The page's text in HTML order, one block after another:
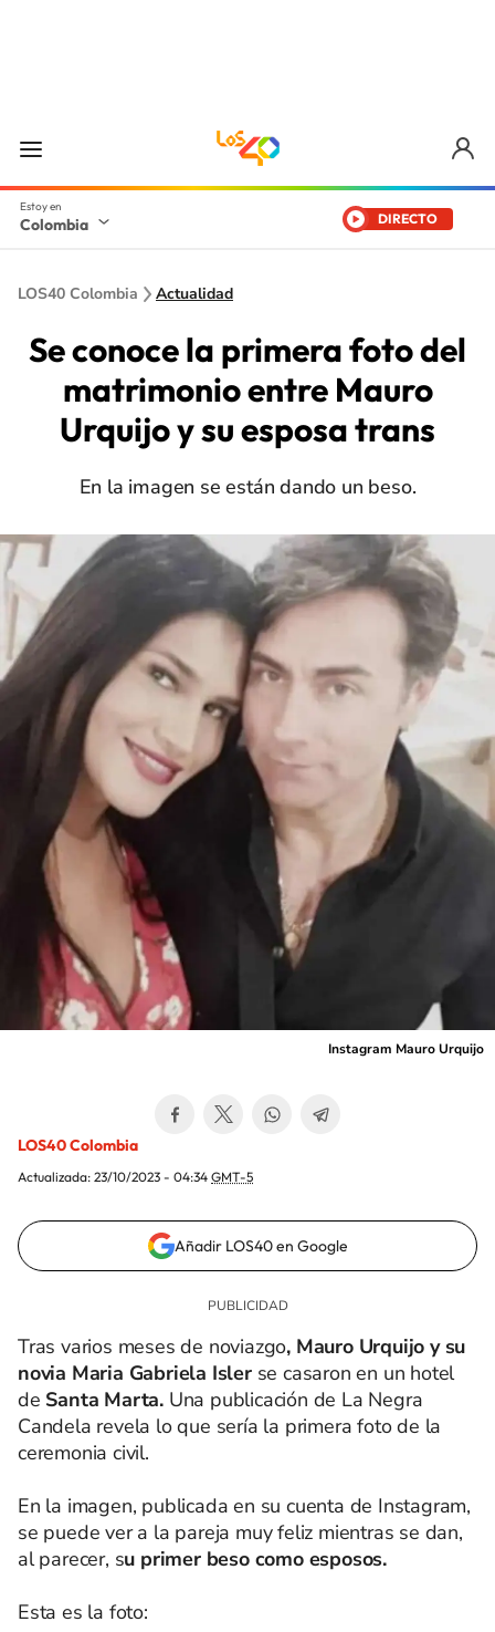
Colombia DIRECTO
LOS40 Colombia Actualidad
Se conoce la primera foto del
matrimonio entre Mauro
Urquijo y su esposa trans
En la imagen se están dando un beso.
Instagram Mauro Urquijo
LOS40 Colombia
Actualizada: 23/10/2023 - 04:34 GMT-5
Añadir LOS40 en Google
Tras varios meses de noviazgo, Mauro Urquijo y su
novia Maria Gabriela Islerse casaron en un hotel
de Santa Marta. Una publicación de La Negra
Candela revela lo que sería la primera foto de la
ceremonia civil.
En la imagen, publicada en su cuenta de Instagram,
se puede ver a la pareja muy feliz mientras se dan,
al parecer, su primer beso como esposos.
Esta es la foto: